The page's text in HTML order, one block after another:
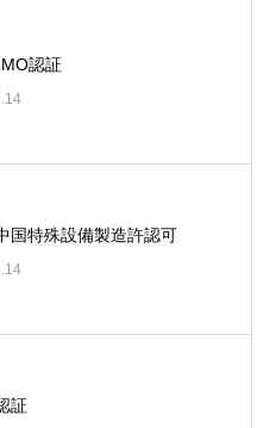
認証
国特殊設備製造許認可
証